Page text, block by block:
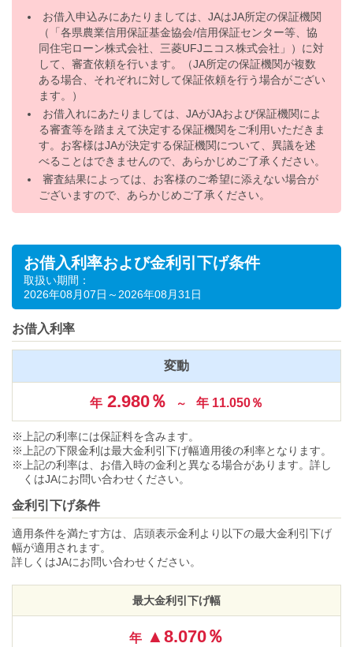
お借入申込みにあたりましては、JAはJA所定の保証機関
（「各県農業信用保証基金協会/信用保証センター等、協
同住宅ローン株式会社、三菱UFJニコス株式会社」）に対
して、審査依頼を行います。（JA所定の保証機関が複数
ある場合、それぞれに対して保証依頼を行う場合がござい
ます。）
お借入れにあたりましては、JAがJAおよび保証機関によ
る審査等を踏まえて決定する保証機関をご利用いただきま
す。お客様はJAが決定する保証機関について、異議を述
べることはできませんので、あらかじめご了承ください。
審査結果によっては、お客様のご希望に添えない場合が
ございますので、あらかじめご了承ください。
お借入利率および金利引下げ条件
取扱い期間：
2026年08月07日～2026年08月31日
お借入利率
変動
年 2.980％ ～ 年 11.050％
上記の利率には保証料を含みます。
上記の下限金利は最大金利引下げ幅適用後の利率となります。
上記の利率は、お借入時の金利と異なる場合があります。詳し
くはJAにお問い合わせください。
金利引下げ条件
適用条件を満たす方は、店頭表示金利より以下の最大金利引下げ
幅が適用されます。
詳しくはJAにお問い合わせください。
最大金利引下げ幅
年 ▲8.070％